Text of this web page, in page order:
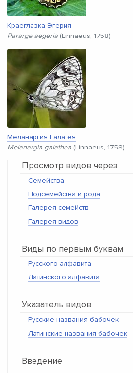
Краеглазка Эгерия
Pararge aegeria (Linnaeus, 1758)
Меланаргия Галатея
Melanargia galathea (Linnaeus, 1758)
Просмотр видов через
Семейства
Подсемейства и рода
Галерея семейств
Галерея видов
Виды по первым буквам
Русского алфавита
Латинского алфавита
Указатель видов
Русские названия бабочек
Латинские названия бабочек
Введение